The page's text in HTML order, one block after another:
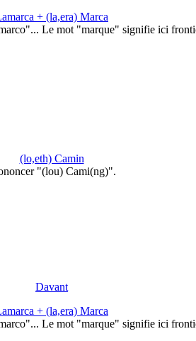
+ (la,era) Marca
Le mot "marque" signifie ici
(lo,eth) Camin
"(lou) Cami(ng)".
Davant
+ (la,era) Marca
Le mot "marque" signifie ici